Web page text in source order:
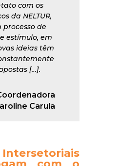
com os
da NELTUR,
processo de
estímulo, em
ideias têm
[…].
Carula